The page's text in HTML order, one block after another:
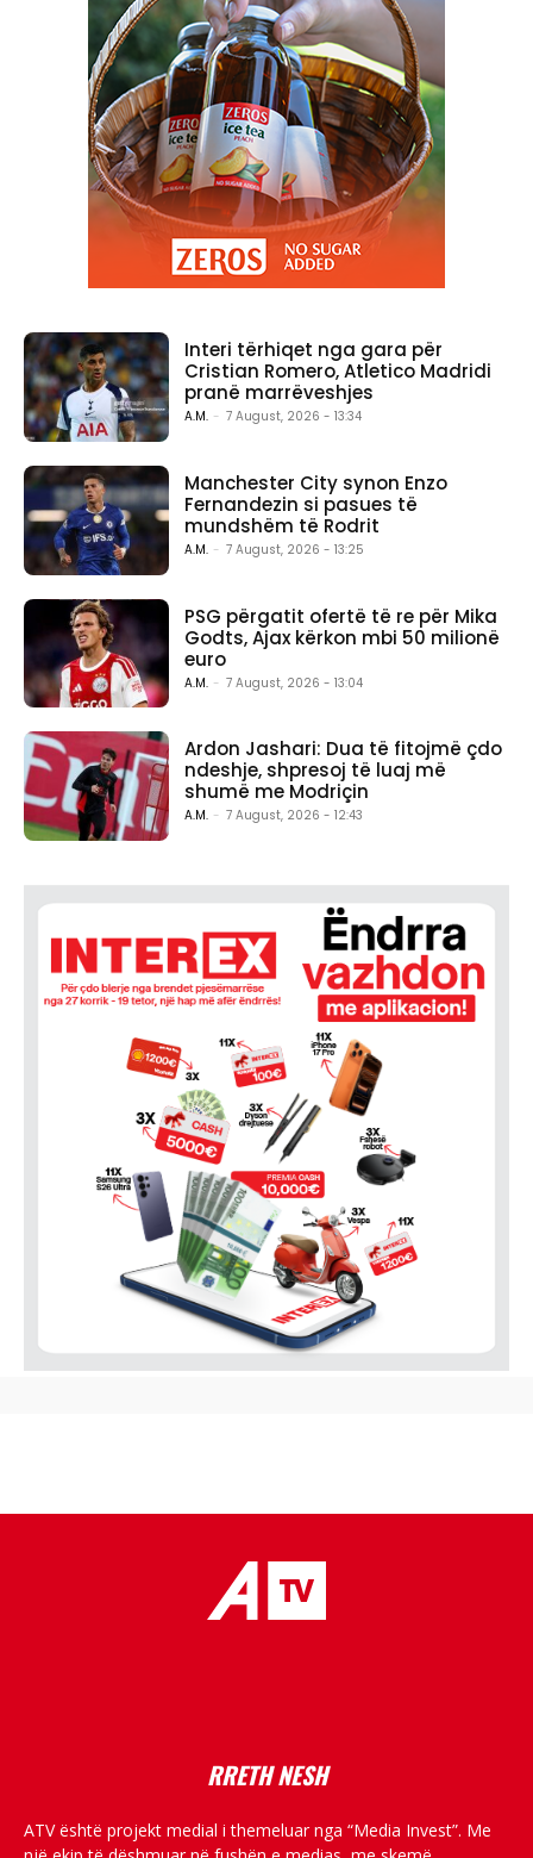
Interi tërhiqet nga gara për
Cristian Romero, Atletico Madridi
pranë marrëveshjes
A.M. - 7 August, 2026 - 13:34
Manchester City synon Enzo
Fernandezin si pasues të
mundshëm të Rodrit
A.M. - 7 August, 2026 - 13:25
PSG përgatit ofertë të re për Mika
Godts, Ajax kërkon mbi 50 milionë
euro
A.M. - 7 August, 2026 - 13:04
Ardon Jashari: Dua të fitojmë çdo
ndeshje, shpresoj të luaj më
shumë me Modriçin
A.M. - 7 August, 2026 - 12:43
RRETH NESH
ATV është projekt medial i themeluar nga “Media Invest”. Me